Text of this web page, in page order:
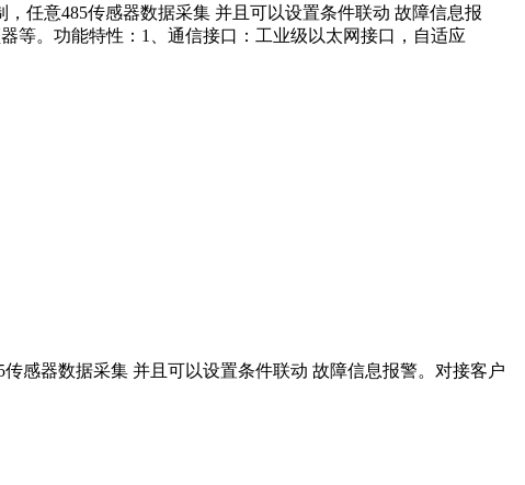
任意485传感器数据采集 并且可以设置条件联动 故障信息报
等。功能特性：1、通信接口：工业级以太网接口，自适应
感器数据采集 并且可以设置条件联动 故障信息报警。 对接客户